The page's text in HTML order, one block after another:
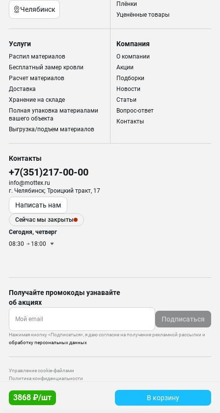
3868 ₽/шт В корзину
Челябинск
Плёнки
Уценённые товары
Услуги
Распил материалов
Бесплатный замер кровли
Расчет материалов
Доставка
Хранение на складе
Полная упаковка материалами
вашего объекта
Выгрузка/подъем материалов
Компания
О компании
Акции
Подборки
Новости
Статьи
Вопрос-ответ
Контакты
Контакты
+7(351)217-00-00
info@mottex.ru
г. Челябинск; Троицкий тракт, 17
Написать нам
Сейчас мы закрыты
Сегодня, четверг
08:30
18:00
Получайте промокоды узнавайте
об акциях
Подписаться
Нажимая кнопку «Подписаться», я даю согласие на получение рекламной рассылки и
обработку персональных данных
Управление cookie-файлами
Политика конфиденциальности
© 2010–2026 — ООО «Моттекс»